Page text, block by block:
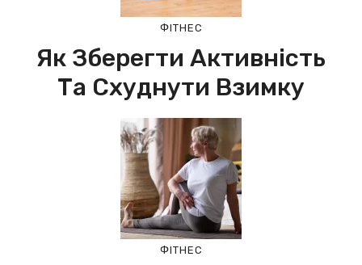
ФІТНЕС
Як Зберегти Активність
Та Схуднути Взимку
ФІТНЕС